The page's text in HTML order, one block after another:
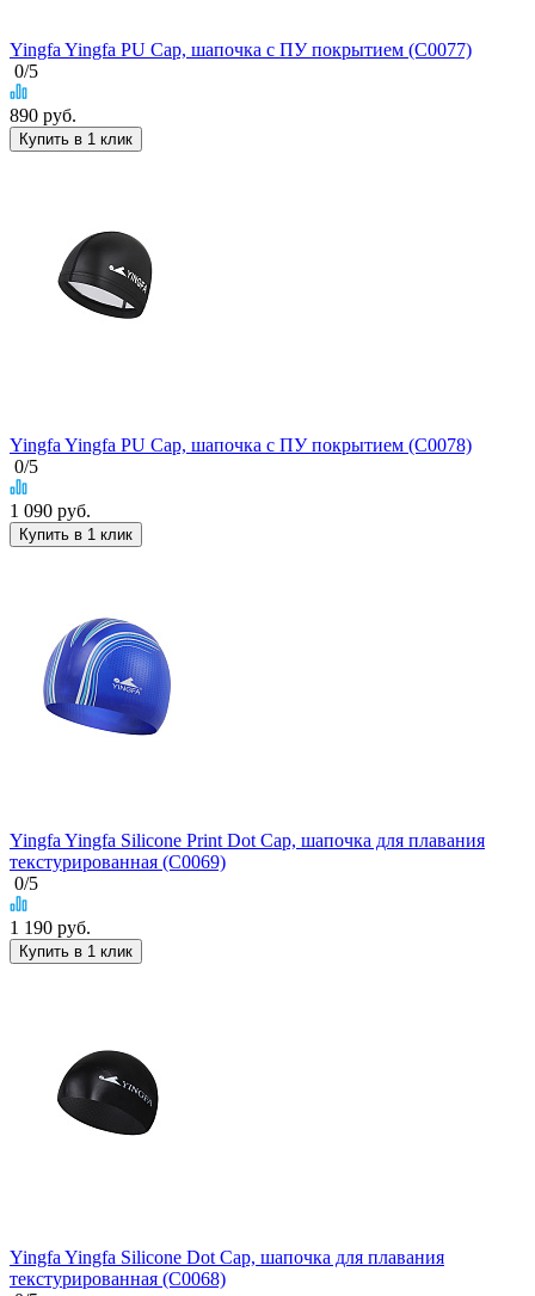
Yingfa Yingfa PU Cap, шапочка с ПУ покрытием (C0077)
0/5
890 руб.
Купить в 1 клик
Yingfa Yingfa PU Cap, шапочка с ПУ покрытием (C0078)
0/5
1 090 руб.
Купить в 1 клик
Yingfa Yingfa Silicone Print Dot Cap, шапочка для плавания
текстурированная (C0069)
0/5
1 190 руб.
Купить в 1 клик
Yingfa Yingfa Silicone Dot Cap, шапочка для плавания
текстурированная (C0068)